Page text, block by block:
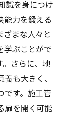
識を身につけ
能力を鍛える
ざまな人々と
学ぶことがで
。さらに、地
も大きく、
です。施工管
扉を開く可能